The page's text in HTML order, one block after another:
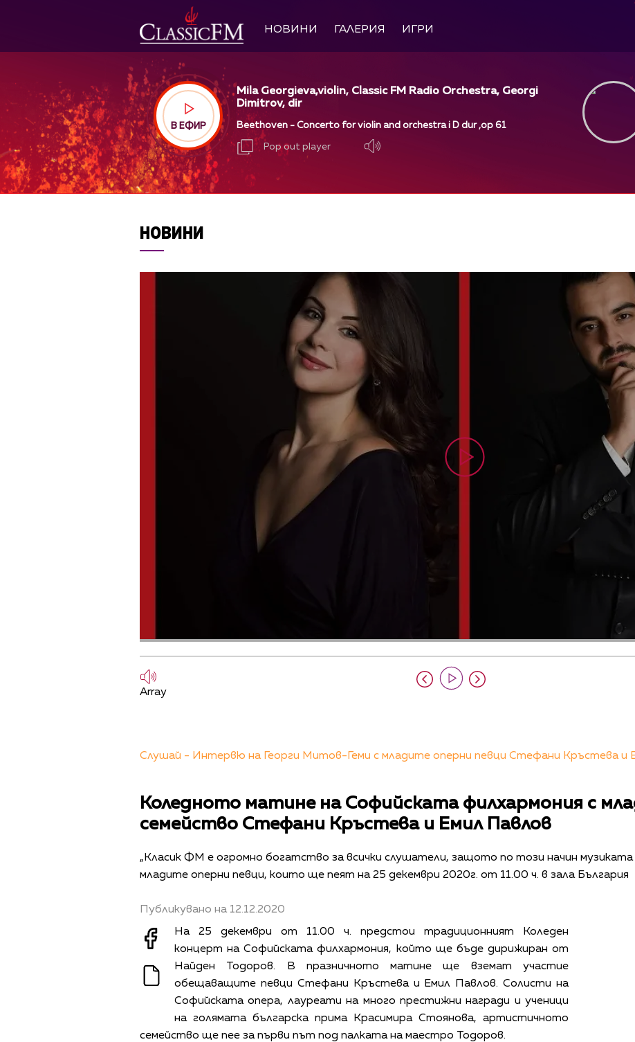
НОВИНИ ГАЛЕРИЯ ИГРИ
В ЕФИР
Mila Georgieva,violin, Classic FM Radio Orchestra, Georgi
Dimitrov, dir
Beethoven - Concerto for violin and orchestra i D dur ,op 61
Pop out player
НОВИНИ
Array
Слушай - Интервю на Георги Митов-Геми с младите оперни певци Стефани Кръстева и
Коледното матине на Софийската филхармония с
семейство Стефани Кръстева и Емил Павлов
„Класик ФМ е огромно богатство за всички слушатели, защото по този начин музиката
младите оперни певци, които ще пеят на 25 декември 2020г. от 11.00 ч. в зала България
Публикувано на 12.12.2020
На 25 декември от 11.00 ч. предстои традиционният Коледен
концерт на Софийската филхармония, който ще бъде дирижиран от
Найден Тодоров. В празничното матине ще вземат участие
обещаващите певци Стефани Кръстева и Емил Павлов. Солисти на
Софийската опера, лауреати на много престижни награди и ученици
на голямата българска прима Красимира Стоянова, артистичното
семейство ще пее за първи път под палката на маестро Тодоров.